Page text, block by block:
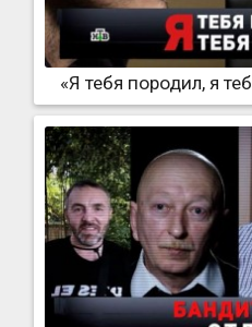
«Я тебя породил, я